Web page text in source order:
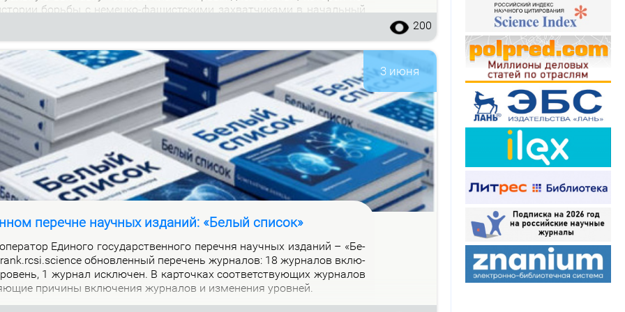
борь­бы с немец­ко-фа­шист­ски­ми за­хват­чи­ка­ми в на­чаль­ный
200
3 июня
перечне научных изданий: «Белый список»
Еди­но­го го­судар­ствен­но­го пе­реч­ня на­уч­ных из­да­ний – «Бе­
об­нов­лен­ный пе­ре­чень жур­на­лов: 18 жур­на­лов вклю­
1 жур­нал ис­клю­чен. В кар­точ­ках со­от­вет­ству­ю­щих жур­на­лов
при­чи­ны вклю­че­ния жур­на­лов и из­ме­не­ния уров­ней.